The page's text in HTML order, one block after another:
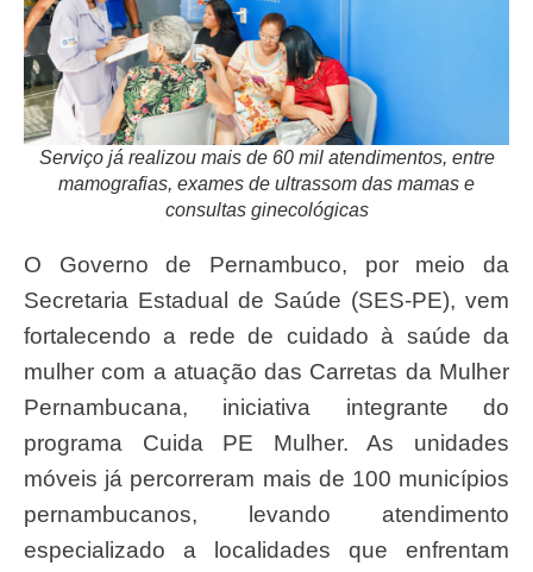
Serviço já realizou mais de 60 mil atendimentos, entre
mamografias, exames de ultrassom das mamas e
consultas ginecológicas
O Governo de Pernambuco, por meio da
Secretaria Estadual de Saúde (SES-PE), vem
fortalecendo a rede de cuidado à saúde da
mulher com a atuação das Carretas da Mulher
Pernambucana, iniciativa integrante do
programa Cuida PE Mulher. As unidades
móveis já percorreram mais de 100 municípios
pernambucanos, levando atendimento
especializado a localidades que enfrentam